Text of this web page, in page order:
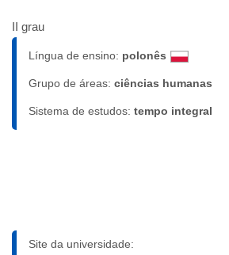
II grau
Língua de ensino: polonês
Grupo de áreas: ciências humanas
Sistema de estudos: tempo integral
Site da universidade: